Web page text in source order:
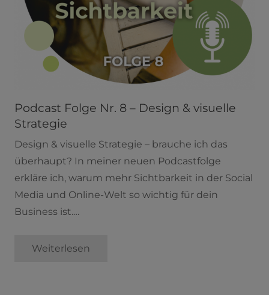
Podcast Folge Nr. 8 – Design & visuelle
Strategie
Design & visuelle Strategie – brauche ich das
überhaupt? In meiner neuen Podcastfolge
erkläre ich, warum mehr Sichtbarkeit in der Social
Media und Online-Welt so wichtig für dein
Business ist.…
Weiterlesen